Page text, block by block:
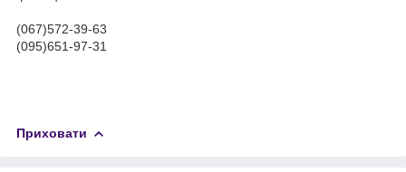
(067)572-39-63
(095)651-97-31
Приховати